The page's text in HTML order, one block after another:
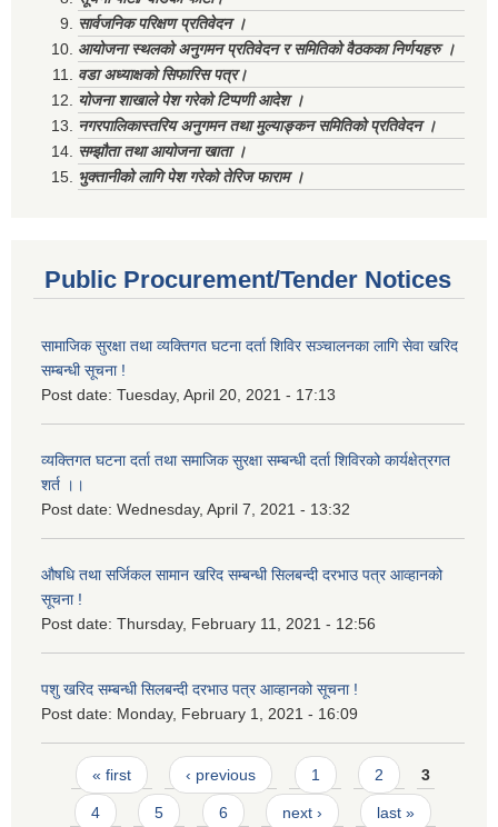
सार्वजनिक परिक्षण प्रतिवेदन ।
आयोजना स्थलको अनुगमन प्रतिवेदन र समितिको वैठकका निर्णयहरु ।
वडा अध्याक्षको सिफारिस पत्र।
योजना शाखाले पेश गरेको टिप्पणी आदेश ।
नगरपालिकास्तरिय अनुगमन तथा मुल्याङ्कन समितिको प्रतिवेदन ।
सम्झौता तथा आयोजना खाता ।
भुक्तानीको लागि पेश गरेको तेरिज फाराम ।
Public Procurement/Tender Notices
सामाजिक सुरक्षा तथा व्यक्तिगत घटना दर्ता शिविर सञ्चालनका लागि सेवा खरिद
सम्बन्धी सूचना !
Post date: Tuesday, April 20, 2021 - 17:13
व्यक्तिगत घटना दर्ता तथा समाजिक सुरक्षा सम्बन्धी दर्ता शिविरको कार्यक्षेत्रगत
शर्त ।।
Post date: Wednesday, April 7, 2021 - 13:32
औषधि तथा सर्जिकल सामान खरिद सम्बन्धी सिलबन्दी दरभाउ पत्र आव्हानको
सूचना !
Post date: Thursday, February 11, 2021 - 12:56
पशु खरिद सम्बन्धी सिलबन्दी दरभाउ पत्र आव्हानको सूचना !
Post date: Monday, February 1, 2021 - 16:09
Pages
« first ‹ previous 1 2 3
4 5 6 next › last »